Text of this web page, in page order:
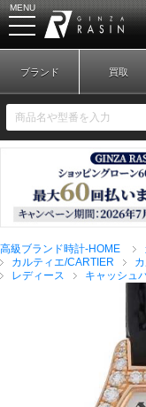
MENU
新規会員登録
ブランド 買取
高級ブランド時計-HOME
カルティエ/CARTIER
レディース
キャッシュ